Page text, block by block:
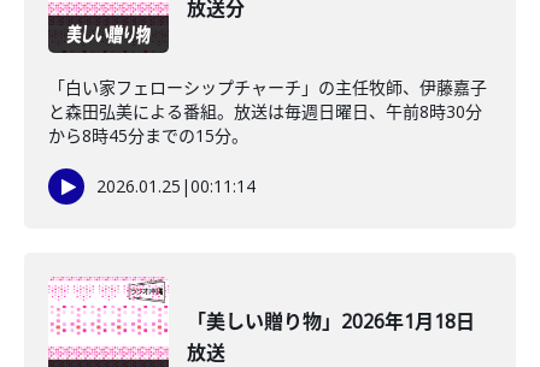
放送分
「白い家フェローシップチャーチ」の主任牧師、伊藤嘉子
と森田弘美による番組。放送は毎週日曜日、午前8時30分
から8時45分までの15分。
2026.01.25 |00:11:14
「美しい贈り物」2026年1月18日
放送